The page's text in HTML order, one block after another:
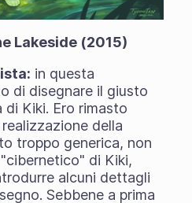
Lakeside (2015)
in questa
di disegnare il giusto
Kiki. Ero rimasto
della
troppo generica, non
di Kiki,
alcuni dettagli
Sebbene a prima